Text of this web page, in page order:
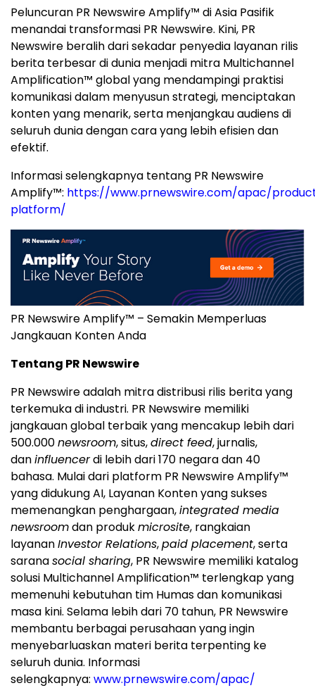
Peluncuran PR Newswire Amplify™ di Asia Pasifik
menandai transformasi PR Newswire. Kini, PR
Newswire beralih dari sekadar penyedia layanan rilis
berita terbesar di dunia menjadi mitra Multichannel
Amplification™ global yang mendampingi praktisi
komunikasi dalam menyusun strategi, menciptakan
konten yang menarik, serta menjangkau audiens di
seluruh dunia dengan cara yang lebih efisien dan
efektif.
Informasi selengkapnya tentang PR Newswire
Amplify™: https://www.prnewswire.com/apac/
platform/
PR Newswire Amplify™ – Semakin Memperluas
Jangkauan Konten Anda
Tentang PR Newswire
PR Newswire adalah mitra distribusi rilis berita yang
terkemuka di industri. PR Newswire memiliki
jangkauan global terbaik yang mencakup lebih dari
500.000newsroom, situs,direct feed, jurnalis,
daninfluencerdi lebih dari 170 negara dan 40
bahasa. Mulai dari platform PR Newswire Amplify™
yang didukung AI, Layanan Konten yang sukses
memenangkan penghargaan,integrated media
newsroomdan produkmicrosite, rangkaian
layananInvestor Relations,paid placement, serta
saranasocial sharing, PR Newswire memiliki katalog
solusi Multichannel Amplification™ terlengkap yang
memenuhi kebutuhan tim Humas dan komunikasi
masa kini. Selama lebih dari 70 tahun, PR Newswire
membantu berbagai perusahaan yang ingin
menyebarluaskan materi berita terpenting ke
seluruh dunia. Informasi
selengkapnya: www.prnewswire.com/apac/